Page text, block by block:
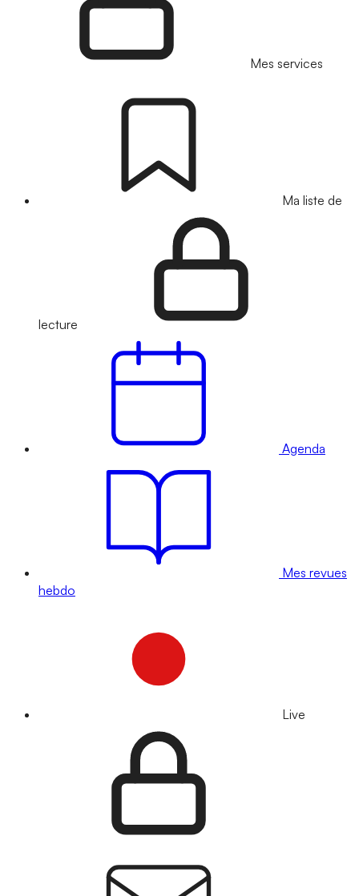
Mes services
Ma liste de
lecture
Agenda
Mes revues
hebdo
Live